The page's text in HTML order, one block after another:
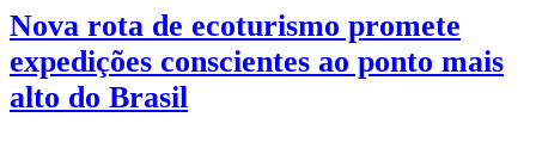
Nova rota de ecoturismo promete
expedições conscientes ao ponto mais
alto do Brasil